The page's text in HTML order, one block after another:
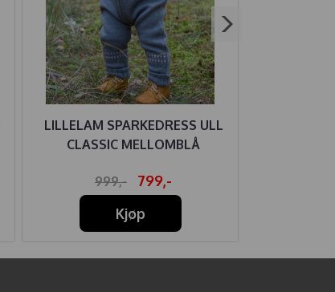
LILLELAM SPARKEDRESS ULL
CLASSIC MELLOMBLÅ
999,-
799,-
Kjøp